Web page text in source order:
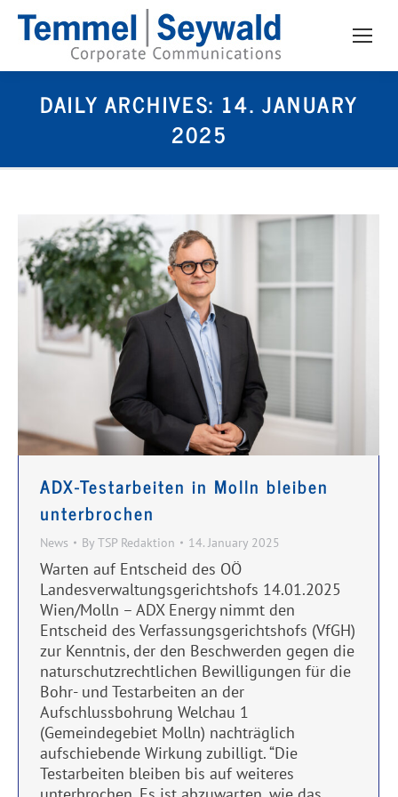
DAILY ARCHIVES: 14. JANUARY
2025
ADX-Testarbeiten in Molln bleiben
unterbrochen
News By TSP Redaktion 14. January 2025
Warten auf Entscheid des OÖ
Landesverwaltungsgerichtshofs 14.01.2025
Wien/Molln – ADX Energy nimmt den
Entscheid des Verfassungsgerichtshofs (VfGH)
zur Kenntnis, der den Beschwerden gegen die
naturschutzrechtlichen Bewilligungen für die
Bohr- und Testarbeiten an der
Aufschlussbohrung Welchau 1
(Gemeindegebiet Molln) nachträglich
aufschiebende Wirkung zubilligt. “Die
Testarbeiten bleiben bis auf weiteres